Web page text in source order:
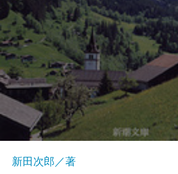
新田次郎／著